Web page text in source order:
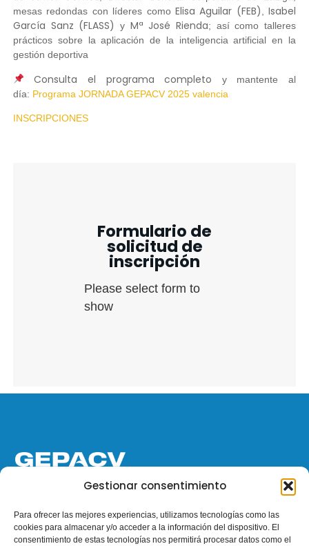
Gestionar consentimiento
Para ofrecer las mejores experiencias, utilizamos tecnologías como las
cookies para almacenar y/o acceder a la información del dispositivo. El
consentimiento de estas tecnologías nos permitirá procesar datos como el
mesas redondas con líderes como Elisa Aguilar (FEB),Isabel
García Sanz (FLASS)
y Mª José Rienda; así como talleres
prácticos sobre la aplicación de la inteligencia artificial en la
gestión deportiva
Consulta el programa completo y mantente al
día: Programa JORNADA GEPACV 2025 valencia
INSCRIPCIONES
Formulario de
solicitud de
inscripción
Please select form to
show
Comunidad Valenciana (GEPACV) nace como respuesta a la
de L’Horta Sud, en constituir un foro de encuentro y discusión
sobre la gestión del deporte y sus profesionales.